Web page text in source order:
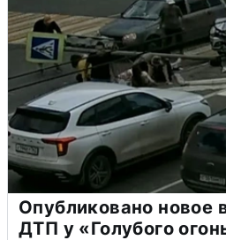
Опубликовано новое
ДТП у «Голубого